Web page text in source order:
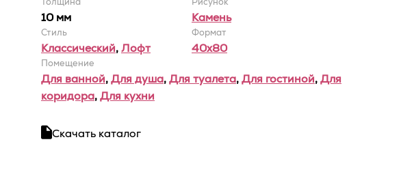
10 мм Камень
Стиль
Классический,Лофт
Формат
40x80
Помещение
Для ванной,Для душа,Для туалета,Для гостиной,Для
коридора,Для кухни
Скачать каталог